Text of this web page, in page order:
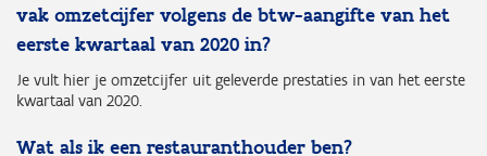
vak omzetcijfer volgens de btw-aangifte van het
eerste kwartaal van 2020 in?
Je vult hier je omzetcijfer uit geleverde prestaties in van het eerste
kwartaal van 2020.
Wat als ik een restauranthouder ben?